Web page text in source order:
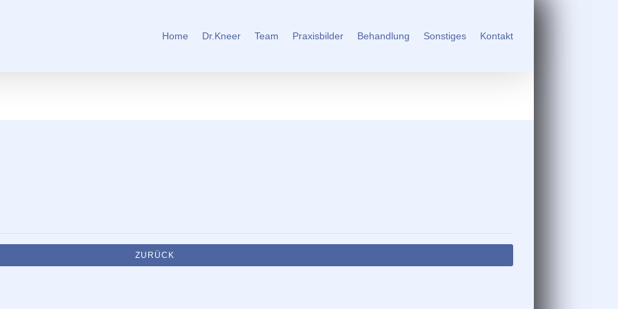
Home Dr.Kneer Team Praxisbilder Behandlung Sonstiges Kontakt
ZURÜCK